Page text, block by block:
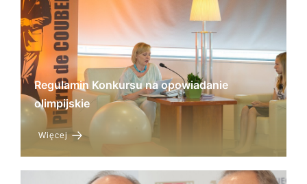
Regulamin Konkursu na opowiadanie
olimpijskie
Więcej